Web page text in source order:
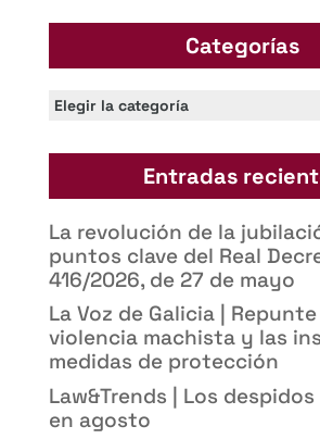
Categorías
Categorías
Entradas
La revolución de la
puntos clave del Real
416/2026, de 27 de mayo
La Voz de Galicia |
violencia machista y las
medidas de protección
Law&Trends | Los
en agosto